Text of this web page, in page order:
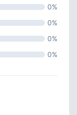
0%
0%
0%
0%